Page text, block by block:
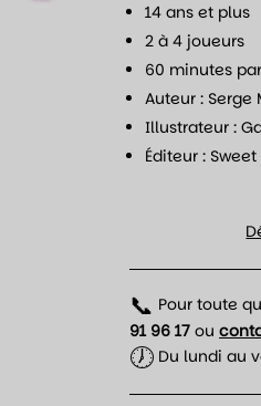
14 ans et plus
2 à 4 joueurs
60 minutes
Auteur : Serge
Illustrateur :
Éditeur :
📞 Pour toute
91 96 17 ou
🕖 Du lundi au